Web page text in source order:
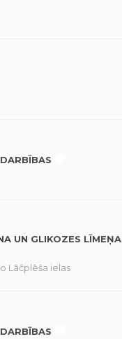
UN GLIKOZES
Lāčplēša ielas